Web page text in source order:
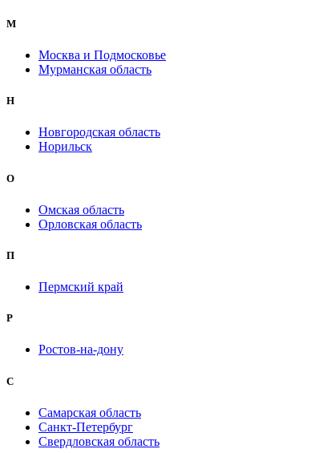
М
Москва и Подмосковье
Мурманская область
Н
Новгородская область
Норильск
О
Омская область
Орловская область
П
Пермский край
Р
Ростов-на-дону
С
Самарская область
Санкт-Петербург
Свердловская область